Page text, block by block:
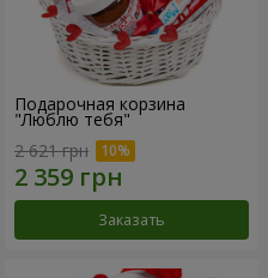
Подарочная корзина
"Люблю тебя"
2 621 грн
Заказать